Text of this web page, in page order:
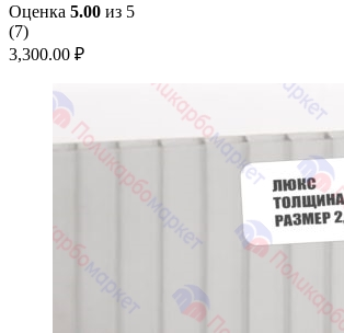
Оценка 5.00 из 5
(7)
3,300.00 ₽